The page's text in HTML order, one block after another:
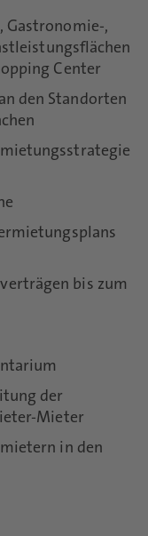
Gastronomie-,
Center
den Standorten
bis zum
der
Mieter
in den